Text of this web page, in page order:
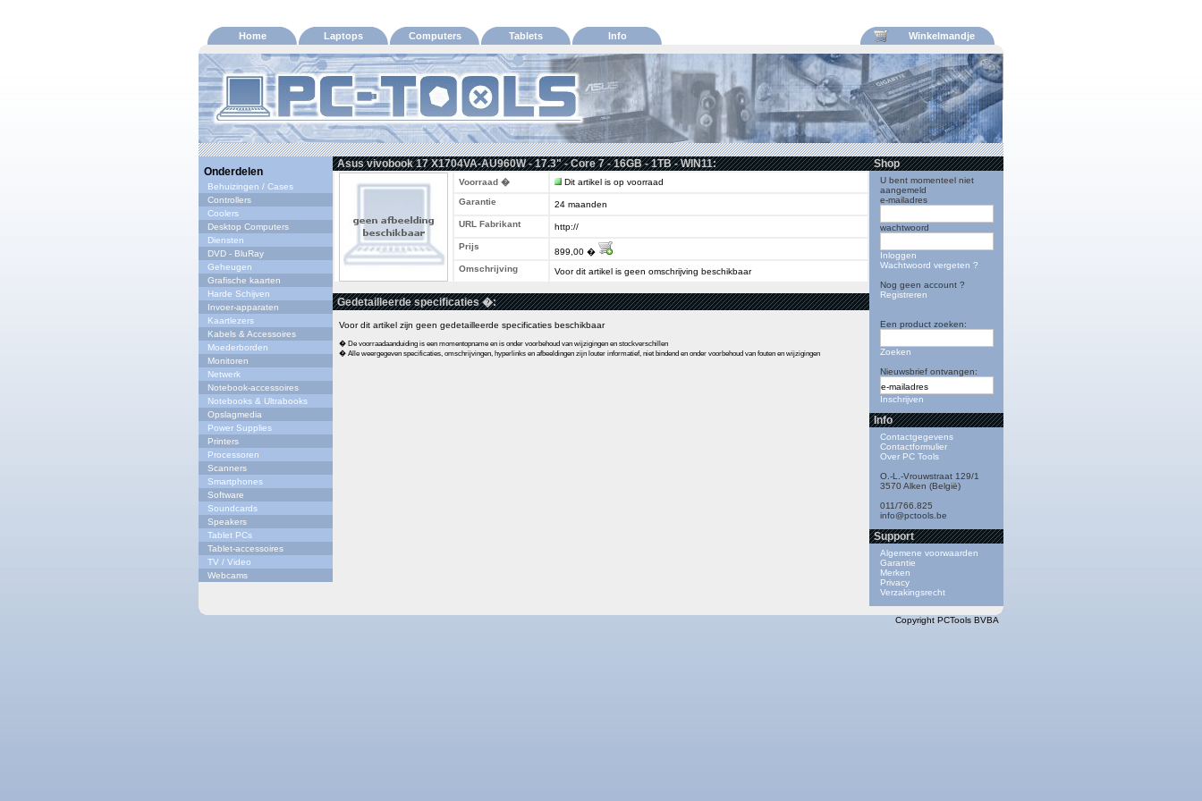
Home Laptops Computers Tablets Info Winkelmandje
Onderdelen
Behuizingen / Cases
Controllers
Coolers
Desktop Computers
Diensten
DVD - BluRay
Geheugen
Grafische kaarten
Harde Schijven
Invoer-apparaten
Kaartlezers
Kabels & Accessoires
Moederborden
Monitoren
Netwerk
Notebook-accessoires
Notebooks & Ultrabooks
Opslagmedia
Power Supplies
Printers
Processoren
Scanners
Smartphones
Software
Soundcards
Speakers
Tablet PCs
Tablet-accessoires
TV / Video
Webcams
Asus vivobook 17 X1704VA-AU960W - 17.3" - Core 7 - 16GB - 1TB - WIN11:
Voorraad �
Dit artikel is op voorraad
Garantie
24 maanden
URL Fabrikant
http://
Prijs
899,00 �
Omschrijving
Voor dit artikel is geen omschrijving beschikbaar
Gedetailleerde specificaties �:
Voor dit artikel zijn geen gedetailleerde specificaties beschikbaar
� De voorraadaanduiding is een momentopname en is onder voorbehoud van wijzigingen en stockverschillen
� Alle weergegeven specificaties, omschrijvingen, hyperlinks en afbeeldingen zijn louter informatief, niet bindend en onder voorbehoud van fouten en wijzigingen
Shop
U bent momenteel niet
aangemeld
e-mailadres
wachtwoord
Inloggen
Wachtwoord vergeten ?
Nog geen account ?
Registreren
Een product zoeken:
Zoeken
Nieuwsbrief ontvangen:
Inschrijven
Info
Contactgegevens
Contactformulier
Over PC Tools
O.-L.-Vrouwstraat 129/1
3570 Alken (België)
011/766.825
info@pctools.be
Support
Algemene voorwaarden
Garantie
Merken
Privacy
Verzakingsrecht
Copyright PCTools BVBA